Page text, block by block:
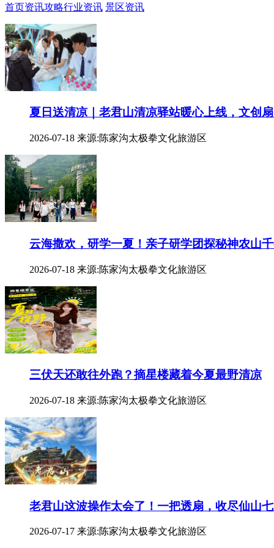
首页资讯攻略行业资讯 景区资讯
夏日送清凉｜老君山清凉驿站暖心上线，文创
2026-07-18 来源:陈家沟太极拳文化旅游区
云海撒欢，研学一夏！亲子研学团探秘神农山
2026-07-18 来源:陈家沟太极拳文化旅游区
三伏天还敢往外跑？摘星楼藏着今夏最野清凉
2026-07-18 来源:陈家沟太极拳文化旅游区
老君山这波操作太会了！一把透扇，收尽仙山
2026-07-17 来源:陈家沟太极拳文化旅游区